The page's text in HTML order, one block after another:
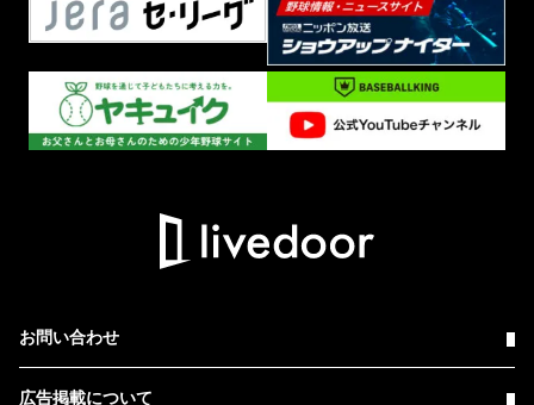
お問い合わせ
広告掲載について